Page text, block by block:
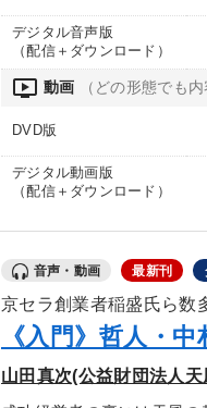
デジタル音声版
（配信＋ダウンロード）
ondemand_video 動画 （どの形態でも
DVD版
デジタル動画版
（配信＋ダウンロード）
音声・動画 最新刊
京セラ創業者稲盛氏ら数
《入門》哲人・中
山田真次(公益財団法人